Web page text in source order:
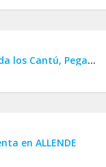
Casa en renta en Hacienda los Cantú, Pegado a República Mexicana y Sendero, ESCOBEDO,SAN NICOLÁS.
en ALLENDE